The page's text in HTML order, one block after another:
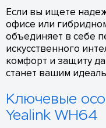
Если вы ищете
офисе или
объединяет в себе
искусственного
комфорт и защиту
станет вашим
Ключевые
Yealink WH64